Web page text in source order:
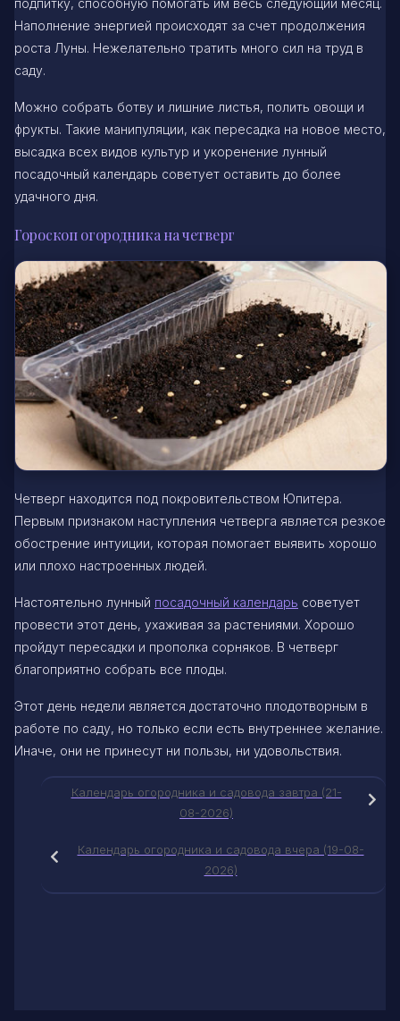
подпитку, способную помогать им весь следующий месяц.
Наполнение энергией происходят за счет продолжения
роста Луны. Нежелательно тратить много сил на труд в
саду.
Можно собрать ботву и лишние листья, полить овощи и
фрукты. Такие манипуляции, как пересадка на новое место,
высадка всех видов культур и укоренение лунный
посадочный календарь советует оставить до более
удачного дня.
Гороскоп огородника на четверг
Четверг находится под покровительством Юпитера.
Первым признаком наступления четверга является резкое
обострение интуиции, которая помогает выявить хорошо
или плохо настроенных людей.
Настоятельно лунный посадочный календарь советует
провести этот день, ухаживая за растениями. Хорошо
пройдут пересадки и прополка сорняков. В четверг
благоприятно собрать все плоды.
Этот день недели является достаточно плодотворным в
работе по саду, но только если есть внутреннее желание.
Иначе, они не принесут ни пользы, ни удовольствия.
Календарь огородника и садовода завтра (21-
08-2026)
Календарь огородника и садовода вчера (19-08-
2026)